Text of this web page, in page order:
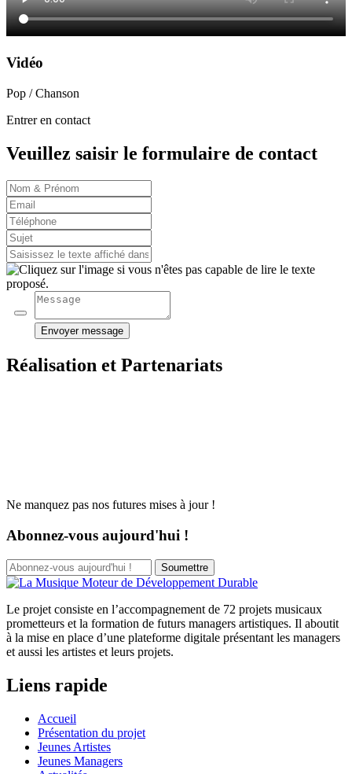
Vidéo
Pop / Chanson
Entrer en contact
Veuillez saisir le formulaire de contact
Envoyer message
Réalisation et Partenariats
Ne manquez pas nos futures mises à jour !
Abonnez-vous aujourd'hui !
Soumettre
Le projet consiste en l’accompagnement de 72 projets musicaux
prometteurs et la formation de futurs managers artistiques. Il aboutit
à la mise en place d’une plateforme digitale présentant les managers
et aussi les artistes et leurs projets.
Liens rapide
Accueil
Présentation du projet
Jeunes Artistes
Jeunes Managers